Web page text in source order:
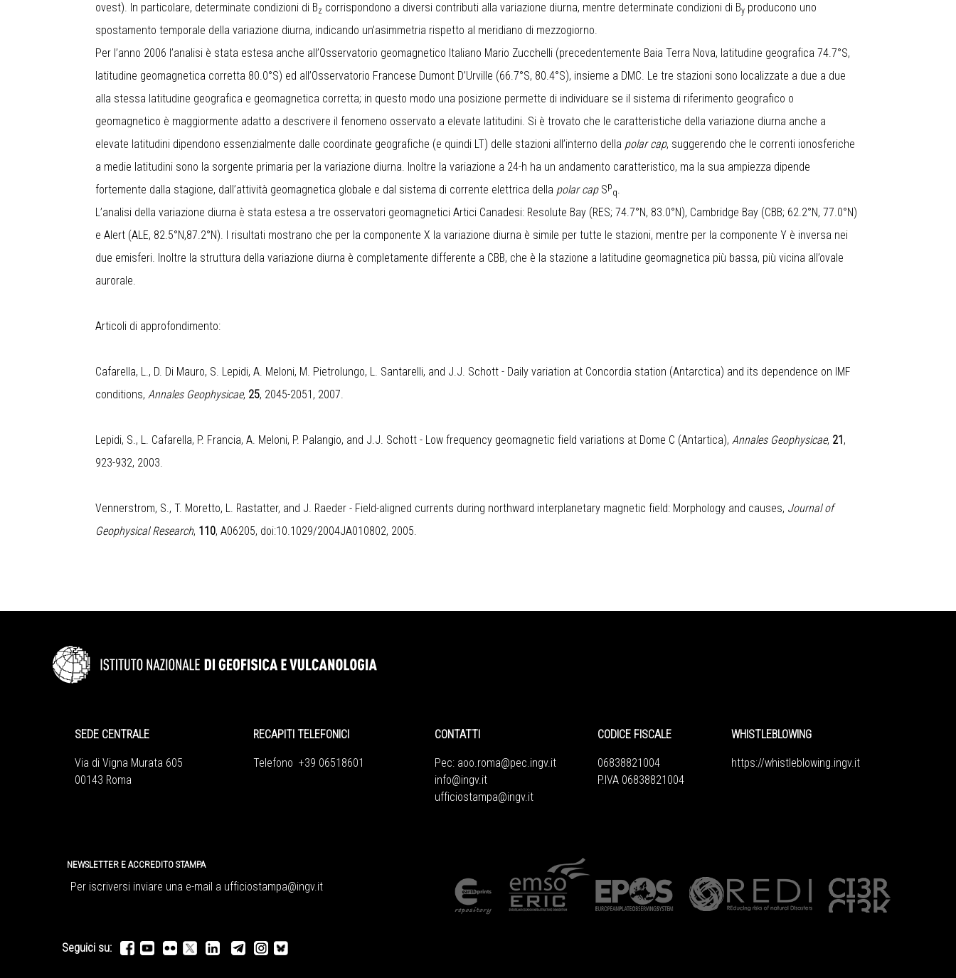
ovest). In particolare, determinate condizioni di Bz corrispondono a diversi contributi alla variazione diurna, mentre determinate condizioni di By producono uno
spostamento temporale della variazione diurna, indicando un’asimmetria rispetto al meridiano di mezzogiorno.
Per l’anno 2006 l’analisi è stata estesa anche all’Osservatorio geomagnetico Italiano Mario Zucchelli (precedentemente Baia Terra Nova, latitudine geografica 74.7°S,
latitudine geomagnetica corretta 80.0°S) ed all’Osservatorio Francese Dumont D’Urville (66.7°S, 80.4°S), insieme a DMC. Le tre stazioni sono localizzate a due a due
alla stessa latitudine geografica e geomagnetica corretta; in questo modo una posizione permette di individuare se il sistema di riferimento geografico o
geomagnetico è maggiormente adatto a descrivere il fenomeno osservato a elevate latitudini. Si è trovato che le caratteristiche della variazione diurna anche a
elevate latitudini dipendono essenzialmente dalle coordinate geografiche (e quindi LT) delle stazioni all’interno della polar cap, suggerendo che le correnti ionosferiche
a medie latitudini sono la sorgente primaria per la variazione diurna. Inoltre la variazione a 24-h ha un andamento caratteristico, ma la sua ampiezza dipende
fortemente dalla stagione, dall’attività geomagnetica globale e dal sistema di corrente elettrica della polar capSp
q.
L’analisi della variazione diurna è stata estesa a tre osservatori geomagnetici Artici Canadesi: Resolute Bay (RES; 74.7°N, 83.0°N), Cambridge Bay (CBB; 62.2°N, 77.0°N)
e Alert (ALE, 82.5°N,87.2°N). I risultati mostrano che per la componente X la variazione diurna è simile per tutte le stazioni, mentre per la componente Y è inversa nei
due emisferi. Inoltre la struttura della variazione diurna è completamente differente a CBB, che è la stazione a latitudine geomagnetica più bassa, più vicina all’ovale
aurorale.
Articoli di approfondimento:
Cafarella, L., D. Di Mauro, S. Lepidi, A. Meloni, M. Pietrolungo, L. Santarelli, and J.J. Schott - Daily variation at Concordia station (Antarctica) and its dependence on IMF
conditions,Annales Geophysicae, 25, 2045-2051, 2007.
Lepidi, S., L. Cafarella, P. Francia, A. Meloni, P. Palangio, and J.J. Schott - Low frequency geomagnetic field variations at Dome C (Antartica),Annales Geophysicae, 21,
923-932, 2003.
Vennerstrom, S., T. Moretto, L. Rastatter, and J. Raeder - Field-aligned currents during northward interplanetary magnetic field: Morphology and causes, Journal of
Geophysical Research, 110, A06205, doi:10.1029/2004JA010802, 2005.
SEDE CENTRALE
Via di Vigna Murata 605
00143 Roma
RECAPITI TELEFONICI
Telefono +39 06518601
CONTATTI
Pec: aoo.roma@pec.ingv.it
info@ingv.it
ufficiostampa@ingv.it
CODICE FISCALE
06838821004
P.IVA 06838821004
WHISTLEBLOWING
https://whistleblowing.ingv. it
NEWSLETTER E ACCREDITO STAMPA
Per iscriversi inviare una e-mail a ufficiostampa@ingv.it
Seguici su: